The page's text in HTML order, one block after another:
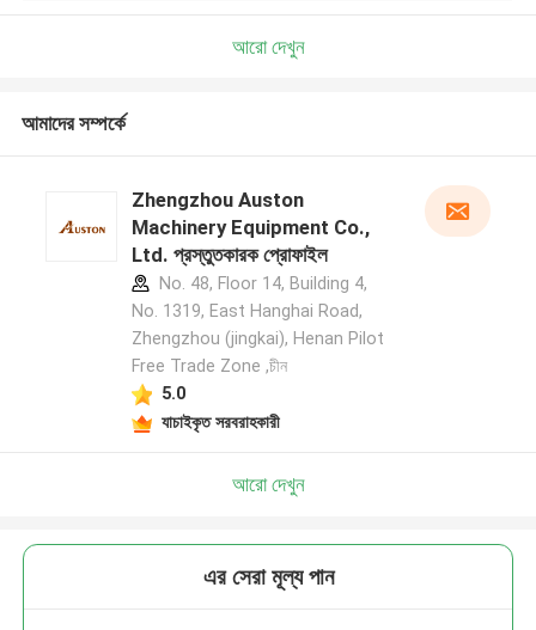
আমরা শীঘ্রই আপনাকে আবার কল করব!
আরো দেখুন
আমাদের সম্পর্কে
Zhengzhou Auston
Machinery Equipment Co.,
Ltd. প্রস্তুতকারক প্রোফাইল
No. 48, Floor 14, Building 4,
No. 1319, East Hanghai Road,
Zhengzhou (jingkai), Henan Pilot
Free Trade Zone ,চীন
5.0
যাচাইকৃত সরবরাহকারী
আরো দেখুন
এর সেরা মূল্য পান